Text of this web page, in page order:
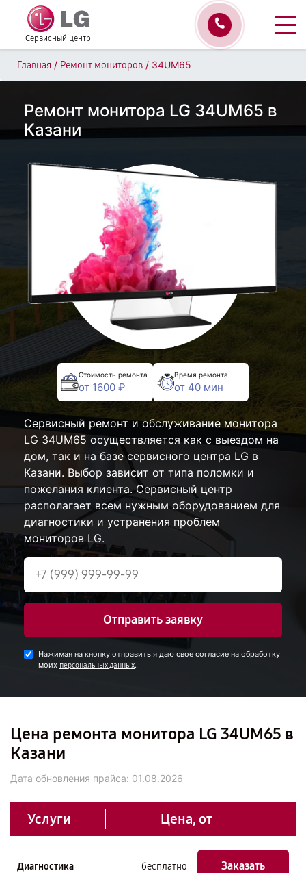
Сервисный центр
Главная / Ремонт мониторов / 34UM65
Ремонт монитора LG 34UM65 в
Казани
Стоимость ремонта
от 1600 ₽
Время ремонта
от 40 мин
Сервисный ремонт и обслуживание монитора
LG 34UM65 осуществляется как с выездом на
дом, так и на базе сервисного центра LG в
Казани. Выбор зависит от типа поломки и
пожелания клиента. Сервисный центр
располагает всем нужным оборудованием для
диагностики и устранения проблем
мониторов LG.
Отправить заявку
Нажимая на кнопку отправить я даю свое согласие на обработку
моих персональных данных.
Цена ремонта монитора LG 34UM65 в
Казани
Дата обновления прайса: 01.08.2026
Услуги Цена, от
Диагностика бесплатно Заказать